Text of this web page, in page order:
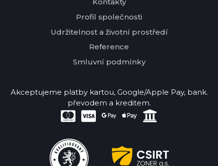
Profil společnosti
Udržitelnost a životní prostředí
Reference
Smluvní podmínky
Akceptujeme platby kartou, Google/Apple Pay, bank.
převodem a kreditem.